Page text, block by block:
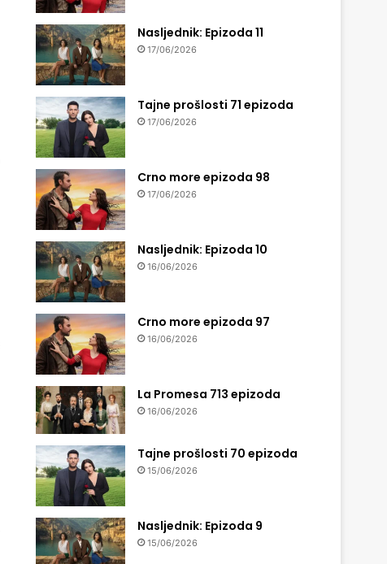
Nasljednik: Epizoda 11
17/06/2026
Tajne prošlosti 71 epizoda
17/06/2026
Crno more epizoda 98
17/06/2026
Nasljednik: Epizoda 10
16/06/2026
Crno more epizoda 97
16/06/2026
La Promesa 713 epizoda
16/06/2026
Tajne prošlosti 70 epizoda
15/06/2026
Nasljednik: Epizoda 9
15/06/2026